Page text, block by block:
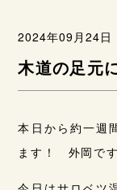
2024年09月24日
木道の足元
本日から約一週
ます！ 外岡です